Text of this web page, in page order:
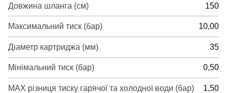
Довжина шланга (см) 150
Максимальний тиск (бар) 10,00
Діаметр картриджа (мм) 35
Мінімальний тиск (бар) 0,50
MAX різниця тиску гарячої та холодної води (бар) 1,50